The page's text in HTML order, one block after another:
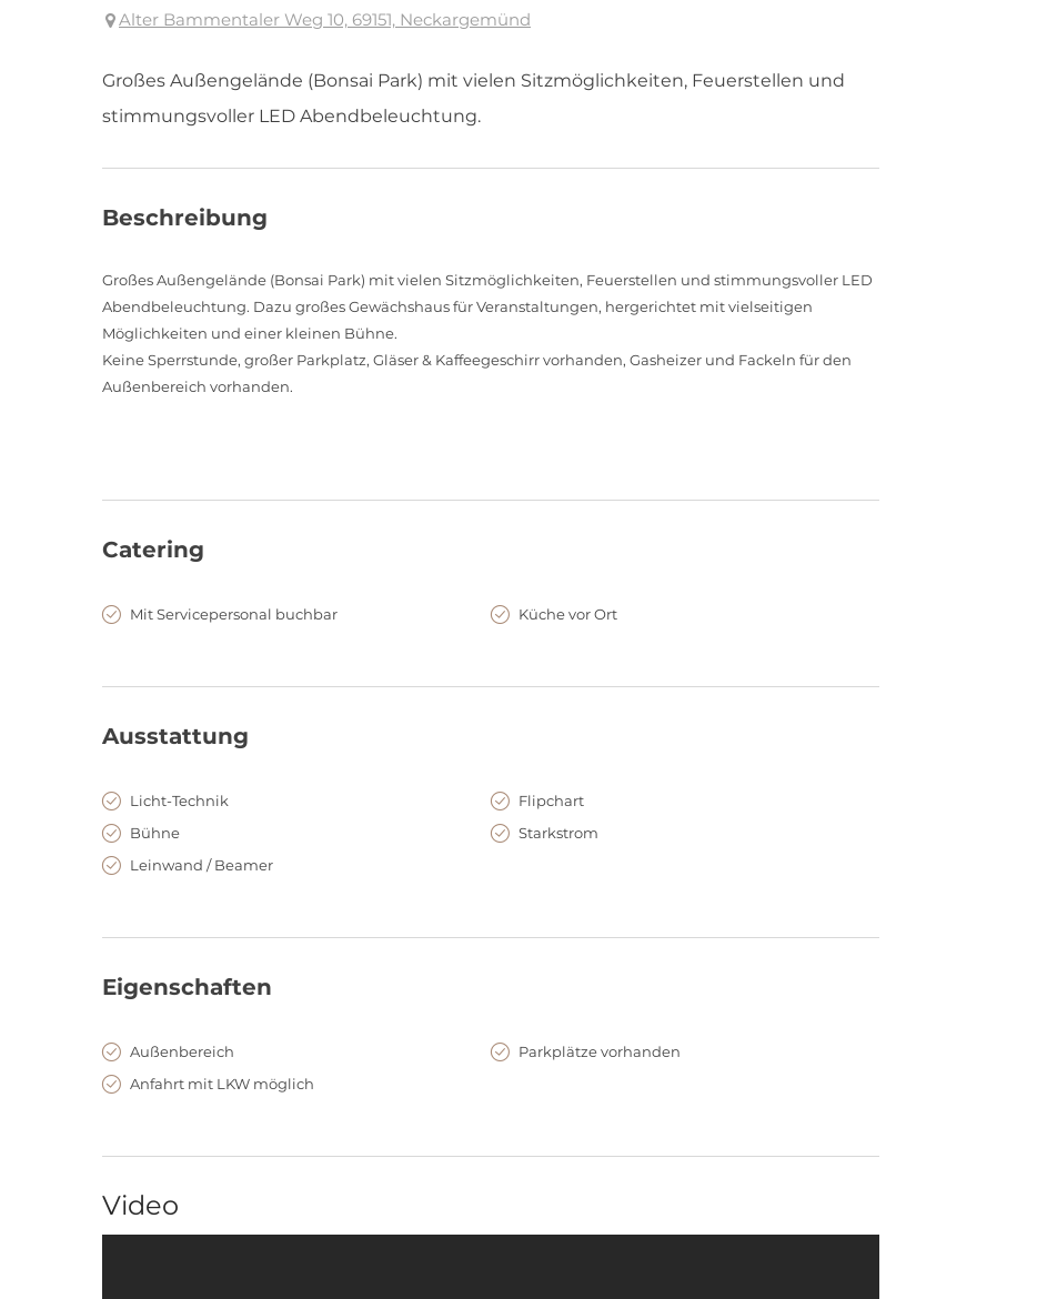
Alter Bammentaler Weg 10, 69151, Neckargemünd
Großes Außengelände (Bonsai Park) mit vielen Sitzmöglichkeiten, Feuerstellen und
stimmungsvoller LED Abendbeleuchtung.
Beschreibung
Großes Außengelände (Bonsai Park) mit vielen Sitzmöglichkeiten, Feuerstellen und stimmungsvoller LED
Abendbeleuchtung. Dazu großes Gewächshaus für Veranstaltungen, hergerichtet mit vielseitigen
Möglichkeiten und einer kleinen Bühne.
Keine Sperrstunde, großer Parkplatz, Gläser & Kaffeegeschirr vorhanden, Gasheizer und Fackeln für den
Außenbereich vorhanden.
Catering
Mit Servicepersonal buchbar Küche vor Ort
Ausstattung
Licht-Technik
Flipchart
Bühne
Starkstrom
Leinwand / Beamer
Eigenschaften
Außenbereich
Parkplätze vorhanden
Anfahrt mit LKW möglich
Video